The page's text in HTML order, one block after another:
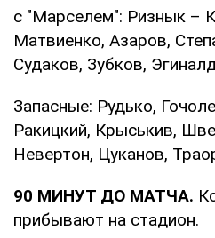
с "Марселем": Ризнык –
Матвиенко, Азаров,
Судаков, Зубков,
Запасные: Рудько,
Ракицкий, Крыськив,
Невертон, Цуканов,
90 МИНУТ ДО МАТЧА.
прибывают на стадион.